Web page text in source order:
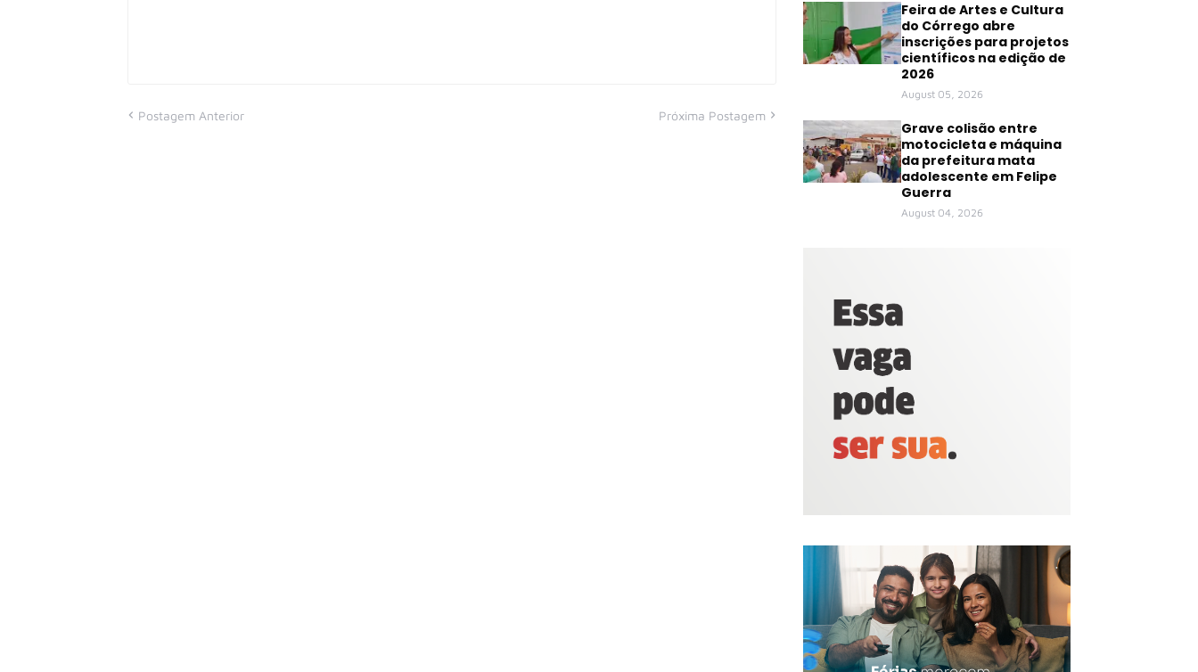
Postagem Anterior Próxima Postagem
Feira de Artes e Cultura
do Córrego abre
inscrições para projetos
científicos na edição de
2026
August 05, 2026
Grave colisão entre
motocicleta e máquina
da prefeitura mata
adolescente em Felipe
Guerra
August 04, 2026